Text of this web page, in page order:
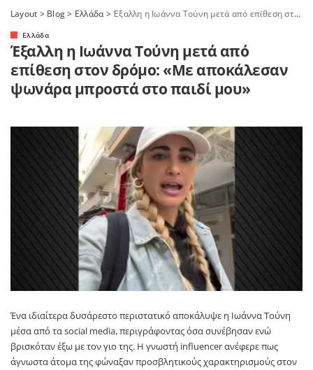
Layout > Blog> Ελλάδα>Έξαλλη η Ιωάννα Τούνη μετά από επίθεση στον δρόμο: «Με αποκάλεσαν ψωνάρα μπροστά στο παιδί μου»
Ελλάδα
Έξαλλη η Ιωάννα Τούνη μετά από
επίθεση στον δρόμο: «Με αποκάλεσαν
ψωνάρα μπροστά στο παιδί μου»
Ένα ιδιαίτερα δυσάρεστο περιστατικό αποκάλυψε η Ιωάννα Τούνη
μέσα από τα social media, περιγράφοντας όσα συνέβησαν ενώ
βρισκόταν έξω με τον γιο της. Η γνωστή influencer ανέφερε πως
άγνωστα άτομα της φώναξαν προσβλητικούς χαρακτηρισμούς στον